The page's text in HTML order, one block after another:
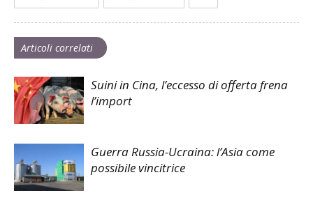
Articoli correlati
Suini in Cina, l’eccesso di offerta frena
l’import
Guerra Russia-Ucraina: l’Asia come
possibile vincitrice